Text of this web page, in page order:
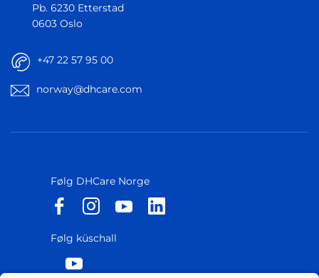
Pb. 6230 Etterstad
0603 Oslo
+47 22 57 95 00
norway@dhcare.com
Følg DHCare Norge
Følg küschall